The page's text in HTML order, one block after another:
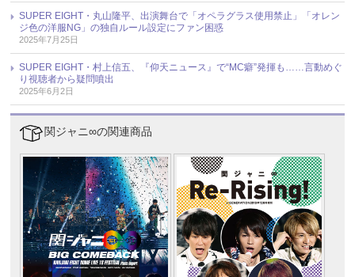
SUPER EIGHT・丸山隆平、出演舞台で「オペラグラス使用禁止」「オレン
ジ色の洋服NG」の独自ルール設定にファン困惑
2025年7月25日
SUPER EIGHT・村上信五、『仰天ニュース』で“MC癖”発揮も……言動めぐ
り視聴者から疑問噴出
2025年6月2日
関ジャニ∞の関連商品